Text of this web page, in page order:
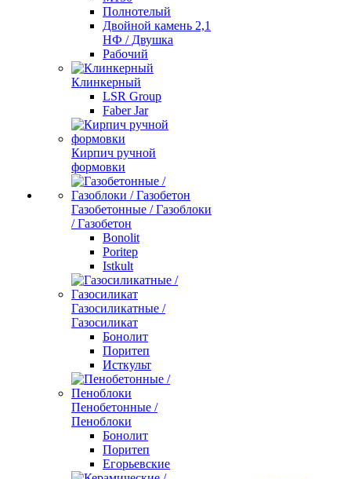
Полнотелый
Двойной камень 2,1
НФ / Двушка
Рабочий
Клинкерный
LSR Group
Faber Jar
Кирпич ручной
формовки
Газобетонные / Газоблоки
/ Газобетон
Bonolit
Poritep
Istkult
Газосиликатные /
Газосиликат
Бонолит
Поритеп
Исткульт
Пенобетонные /
Пеноблоки
Бонолит
Поритеп
Егорьевские